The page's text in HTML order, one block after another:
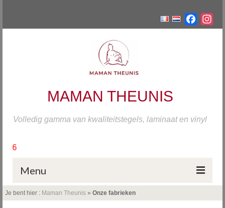
MAMAN THEUNIS
Volledig gamma van kwaliteitstegels, laminaat en vinyl
Menu
Home
Je bent hier : Maman Theunis » Onze fabrieken